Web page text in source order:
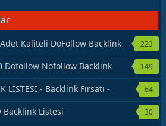
Kaliteli DoFollow Backlink
223
Dofollow Nofollow Backlink
149
LİSTESİ - Backlink Fırsatı -
64
Listesi 30